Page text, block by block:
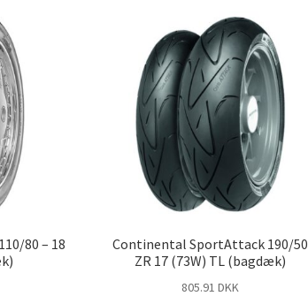
80 – 18
Continental SportAttack 190/50
ZR 17 (73W) TL (bagdæk)
805.91 DKK